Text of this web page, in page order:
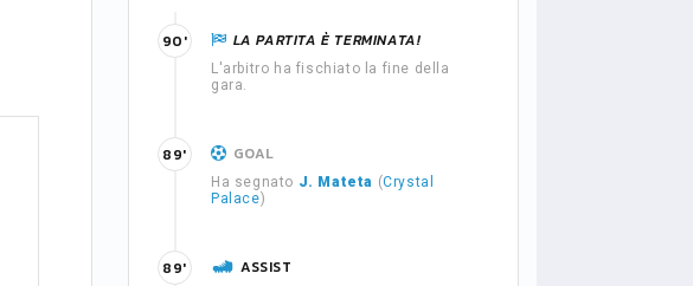
LA PARTITA È TERMINATA!
L'arbitro ha fischiato la fine della
gara.
90'
GOAL
Ha segnato J. Mateta (Crystal
Palace)
89'
ASSIST
89'